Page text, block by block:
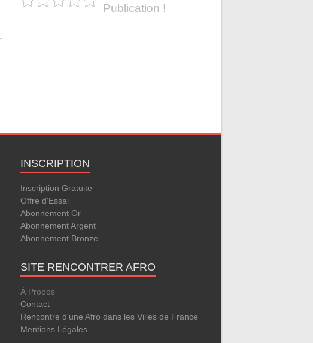
Publication !
INSCRIPTION
Inscription Gratuite
Offre d'Essai
Abonnement Or
Abonnement Argent
Abonnement Bronze
SITE RENCONTRER AFRO
À Propos
Contact
Rencontre d'une Afro dans les Villes de France
Mentions Légales